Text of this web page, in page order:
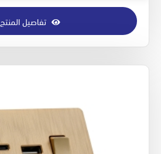
تفاصيل المنتج